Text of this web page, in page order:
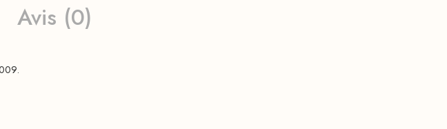
Avis (0)